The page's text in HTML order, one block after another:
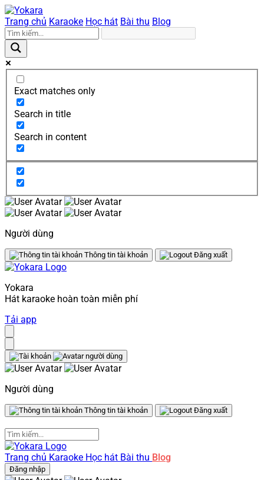
Trang chủ Karaoke Học hát Bài thu Blog
Exact matches only
Search in title
Search in content
Người dùng
Thông tin tài khoản Đăng xuất
Yokara
Hát karaoke hoàn toàn miễn phí
Tải app
Người dùng
Thông tin tài khoản Đăng xuất
Trang chủ Karaoke Học hát Bài thu Blog
Đăng nhập